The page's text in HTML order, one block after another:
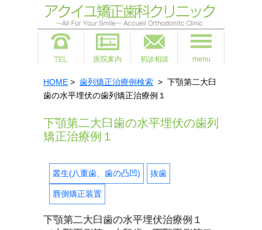
医院案内 初診相談 menu
HOME > 歯列矯正治療例検索 > 下顎第二大臼
歯の水平埋伏の歯列矯正治療例１
下顎第二大臼歯の水平埋伏の歯列
矯正治療例１
叢生(八重歯、歯の凸凹) 抜歯
唇側矯正装置
下顎第二大臼歯の水平埋伏治療例１